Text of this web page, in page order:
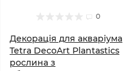
0
Декорація для акваріума
Tetra DecoArt Plantastics
рослина з